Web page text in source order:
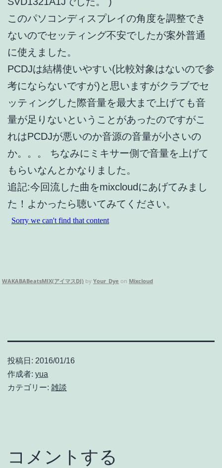
このパソコンディスプレイの角度を調整でき
ないのでセッティング不安でしたが案外普通
に使えました。
PCDJは結構使いやすい(比較対象はないので参
考にならないですが)と思いますがクラブでセ
ッティングした際音量を最大まで上げても音
量が足りないということがあったのですがこ
れはPCDJが悪いのか音源の音量が小さいの
か。。。 ちなみにミキサー側で音量を上げて
もらいなんとかなりました。
追記:今回流した曲をmixcloudにあげてみまし
た！よかったら聴いてみてください。
WAKABABeatsMIX(アイマスDJ) by Your_Dye on Mixcloud
投稿日: 2016/01/16
作成者: yua
カテゴリー: 雑談
コメントする